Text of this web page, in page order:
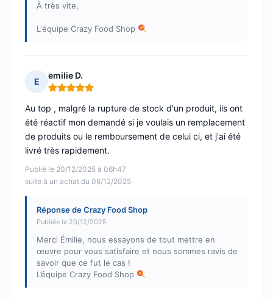
À très vite,
L'équipe Crazy Food Shop
E
emilie D.
Note : 5 sur 5
Publié le 20/12/2025 à 06h47
suite à un achat du 06/12/2025
Au top , malgré la rupture de stock d'un produit, ils ont
été réactif mon demandé si je voulais un remplacement
de produits ou le remboursement de celui ci, et j'ai été
livré très rapidement.
Réponse de Crazy Food Shop
Publiée le 20/12/2025
Merci Émilie, nous essayons de tout mettre en
œuvre pour vous satisfaire et nous sommes ravis de
savoir que ce fut le cas !
L’équipe Crazy Food Shop